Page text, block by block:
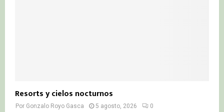
Resorts y cielos nocturnos
Por Gonzalo Royo Gasca 5 agosto, 2026 0